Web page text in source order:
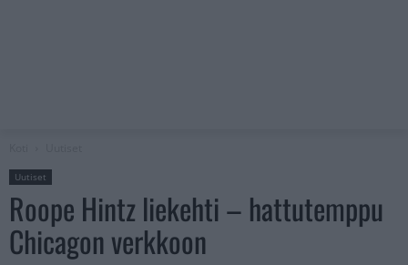
Uutiset
Roope Hintz liekehti – hattutemppu
Chicagon verkkoon